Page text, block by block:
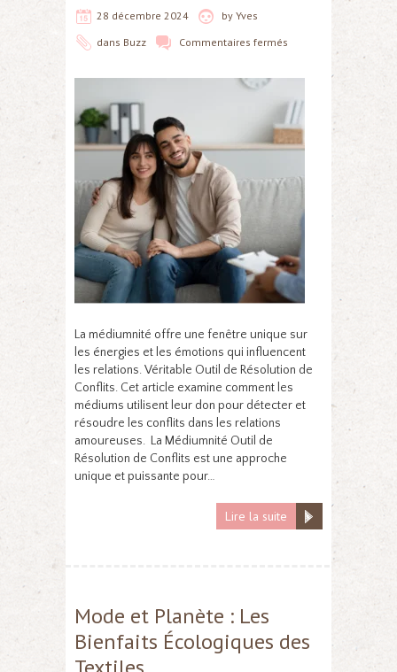
28 décembre 2024 by Yves
dans Buzz Commentaires fermés
La médiumnité offre une fenêtre unique sur
les énergies et les émotions qui influencent
les relations. Véritable Outil de Résolution de
Conflits. Cet article examine comment les
médiums utilisent leur don pour détecter et
résoudre les conflits dans les relations
amoureuses. La Médiumnité Outil de
Résolution de Conflits est une approche
unique et puissante pour…
Lire la suite
Mode et Planète : Les
Bienfaits Écologiques des